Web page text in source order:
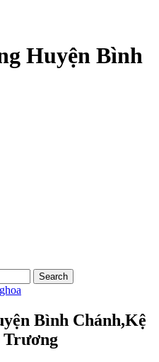
Huyện Bình
Bình Chánh,Kệ
Trương